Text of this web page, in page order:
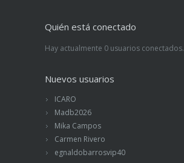
Quién está conectado
Hay actualmente 0 usuarios conectados.
Nuevos usuarios
ICARO
Madb2026
Mika Campos
Carmen Rivero
egnaldobarrosvip40